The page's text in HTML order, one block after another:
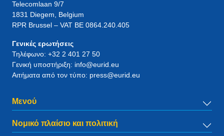
Telecomlaan 9/7
1831 Diegem , Belgium
RPR Brussel – VAT BE 0864.240.405
Γενικές ερωτήσεις
Τηλέφωνο: +32 2 401 27 50
Γενική υποστήριξη: info@eurid.eu
Αιτήματα από τον τύπο: press@eurid.eu
Μενού
Νομικό πλαίσιο και πολιτική